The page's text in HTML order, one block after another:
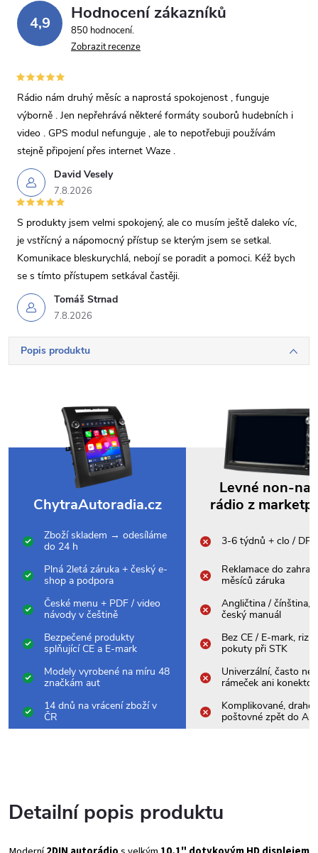
4,9 Hodnocení zákazníků
850 hodnocení
Zobrazit recenze
David Vesely
7.8.2026
Rádio nám druhý měsíc a naprostá spokojenost , funguje
výborně . Jen nepřehrává některé formáty souborů hudebních i
video . GPS modul nefunguje , ale to nepotřebuji používám
stejně připojení přes internet Waze .
Tomáš Strnad
7.8.2026
S produkty jsem velmi spokojený, ale co musím ještě daleko víc,
je vstřícný a nápomocný přístup se kterým jsem se setkal.
Komunikace bleskurychlá, nebojí se poradit a pomoci. Kéž bych
se s tímto přístupem setkával častěji.
Popis produktu
ChytraAutoradia.cz
Levné non-
rádio z
Zboží skladem → odesíláme
do 24 h
3-6 týdnů + clo /
Plná 2letá záruka + český e-
shop a podpora
Reklamace do
měsíců záruka
České menu + PDF / video
návody v češtině
Angličtina / čínština,
český manuál
Bezpečené produkty
splňující CE a E-mark
Bez CE / E-mark,
pokuty při STK
Modely vyrobené na míru 48
značkám aut
Univerzální, často
rámeček ani konektor
14 dnů na vrácení zboží v
ČR
Komplikované, drahé
poštovné zpět do
Detailní popis produktu